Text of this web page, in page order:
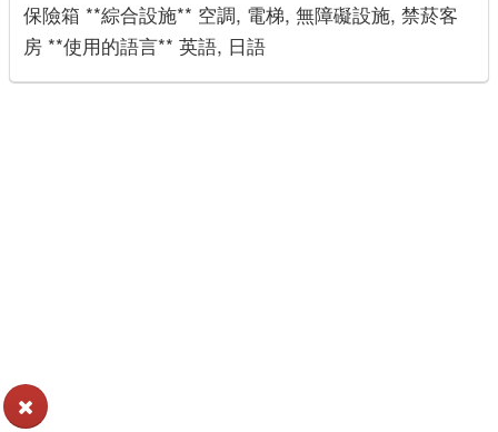
保險箱 **綜合設施** 空調, 電梯, 無障礙設施, 禁菸客
房 **使用的語言** 英語, 日語